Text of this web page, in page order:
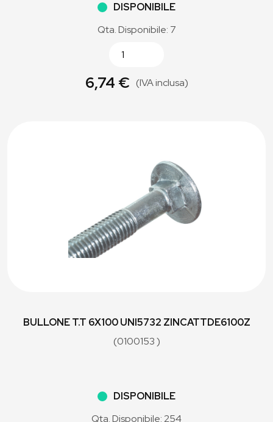
DISPONIBILE
Qta. Disponibile: 7
6,74 € (IVA inclusa)
BULLONE T.T 6X100 UNI5732 ZINCATTDE6100Z
(0100153 )
DISPONIBILE
Qta. Disponibile: 254